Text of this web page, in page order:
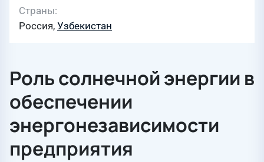
Страны
Россия, Узбекистан
Роль солнечной энергии в
обеспечении
энергонезависимости
предприятия